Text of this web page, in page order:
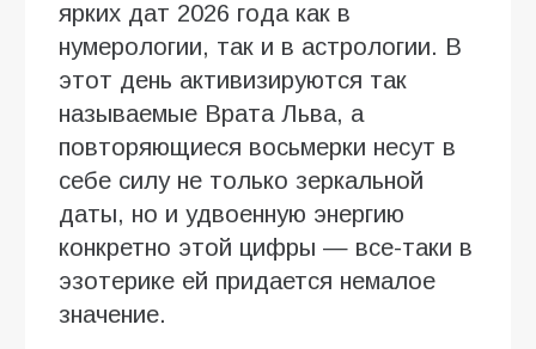
ярких дат 2026 года как в
нумерологии, так и в астрологии. В
этот день активизируются так
называемые Врата Льва, а
повторяющиеся восьмерки несут в
себе силу не только зеркальной
даты, но и удвоенную энергию
конкретно этой цифры — все-таки в
эзотерике ей придается немалое
значение.